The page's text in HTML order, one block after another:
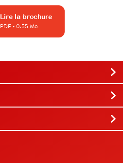
Lire la brochure
PDF• 0.55 Mo